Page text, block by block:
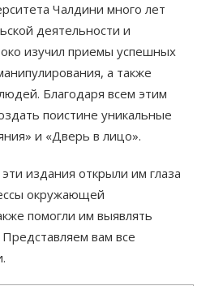
Чалдини много лет
деятельности и
изучил приемы успешных
а также
Благодаря всем этим
поистине уникальные
и «Дверь в лицо».
издания открыли им глаза
окружающей
помогли им выявлять
вам все